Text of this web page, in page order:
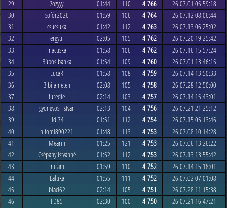
29.
Zozyyy 01:44 110 4 766
26.07.01 05:59:18
30.
sofőr2026 01:59 106 4 764
26.07.12 08:06:44
31.
csucsuka 01:42 112 4 763
26.07.13 06:25:02
32.
ergyul 02:05 105 4 762
26.07.20 19:25:42
33.
macuska 01:58 106 4 762
26.07.16 15:57:24
34.
Búbos banka 01:54 109 4 760
26.07.01 13:46:15
35.
LucaR 01:58 108 4 759
26.07.14 13:50:33
36.
Bibi a neten 02:08 105 4 758
26.07.28 12:50:00
37.
furedie 02:14 103 4 757
26.07.14 15:43:01
38.
gyöngyösi istvan 02:13 104 4 756
26.07.21 21:25:12
39.
Ildi74 01:51 112 4 754
26.07.15 05:13:46
40.
h.tomi890221 01:48 113 4 753
26.07.08 10:14:28
41.
Mearin 01:25 121 4 753
26.07.06 13:26:22
42.
Csépány Istvánné 01:52 112 4 753
26.07.13 13:55:42
43.
miram 01:59 110 4 752
26.07.14 15:18:01
44.
Laluka 01:55 111 4 752
26.07.02 07:01:08
45.
blaci62 02:14 105 4 751
26.07.28 11:15:38
46.
FD85 02:30 100 4 750
26.07.21 16:47:21